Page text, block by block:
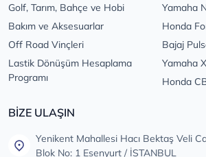
Golf, Tarım, Bahçe ve Hobi
Bakım ve Aksesuarlar
Off Road Vinçleri
Lastik Dönüşüm Hesaplama
Programı
Yamaha
Honda
Bajaj
Yamaha
Honda
BİZE ULAŞIN
Yenikent Mahallesi Hacı Bektaş Veli
Blok No: 1 Esenyurt / İSTANBUL